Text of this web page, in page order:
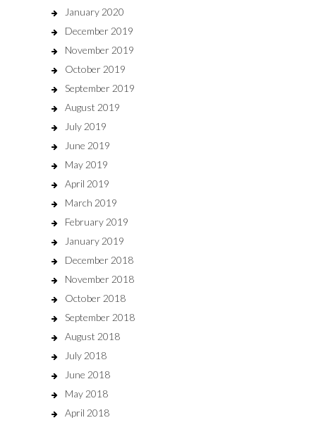
January 2020
December 2019
November 2019
October 2019
September 2019
August 2019
July 2019
June 2019
May 2019
April 2019
March 2019
February 2019
January 2019
December 2018
November 2018
October 2018
September 2018
August 2018
July 2018
June 2018
May 2018
April 2018